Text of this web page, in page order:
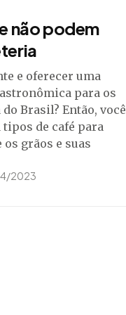
não podem
e oferecer uma
para os
Brasil? Então, você
tipos de café para
grãos e suas
2023